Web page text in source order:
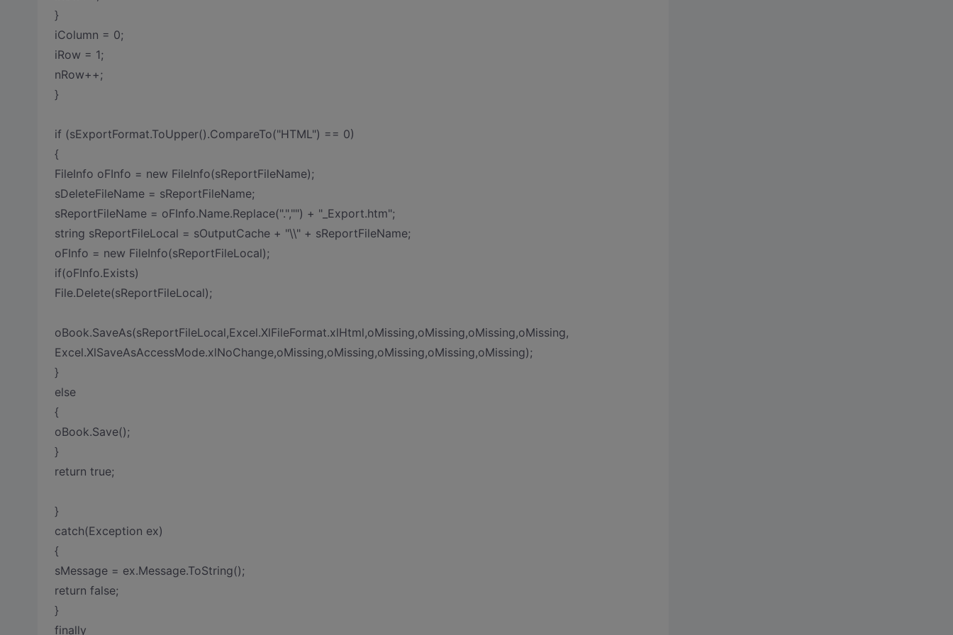
}
iColumn = 0;
iRow = 1;
nRow++;
}
if (sExportFormat.ToUpper().CompareTo("HTML") == 0)
{
FileInfo oFInfo = new FileInfo(sReportFileName);
sDeleteFileName = sReportFileName;
sReportFileName = oFInfo.Name.Replace(".","") + "_Export.htm";
string sReportFileLocal = sOutputCache + "\\" + sReportFileName;
oFInfo = new FileInfo(sReportFileLocal);
if(oFInfo.Exists)
File.Delete(sReportFileLocal);
oBook.SaveAs(sReportFileLocal,Excel.XlFileFormat.xlHtml,oMissing,oMissing,oMissing,oMissing,
Excel.XlSaveAsAccessMode.xlNoChange,oMissing,oMissing,oMissing,oMissing,oMissing);
}
else
{
oBook.Save();
}
return true;
}
catch(Exception ex)
{
sMessage = ex.Message.ToString();
return false;
}
finally